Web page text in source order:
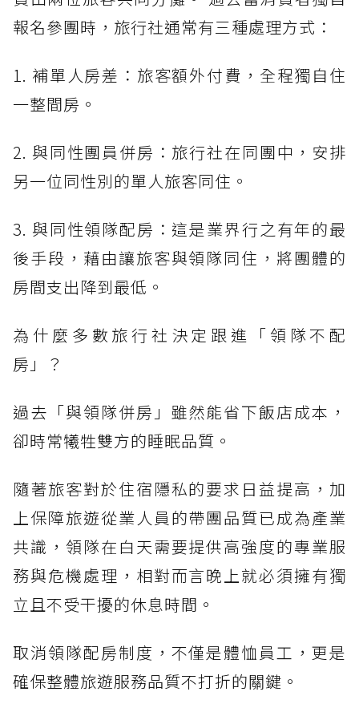
報名參團時，旅行社通常有三種處理方式：
1. 補單人房差：旅客額外付費，全程獨自住
一整間房。
2. 與同性團員併房：旅行社在同團中，安排
另一位同性別的單人旅客同住。
3. 與同性領隊配房：這是業界行之有年的最
後手段，藉由讓旅客與領隊同住，將團體的
房間支出降到最低。
為什麼多數旅行社決定跟進「領隊不配
房」？
過去「與領隊併房」雖然能省下飯店成本，
卻時常犧牲雙方的睡眠品質。
隨著旅客對於住宿隱私的要求日益提高，加
上保障旅遊從業人員的帶團品質已成為產業
共識，領隊在白天需要提供高強度的專業服
務與危機處理，相對而言晚上就必須擁有獨
立且不受干擾的休息時間。
取消領隊配房制度，不僅是體恤員工，更是
確保整體旅遊服務品質不打折的關鍵。